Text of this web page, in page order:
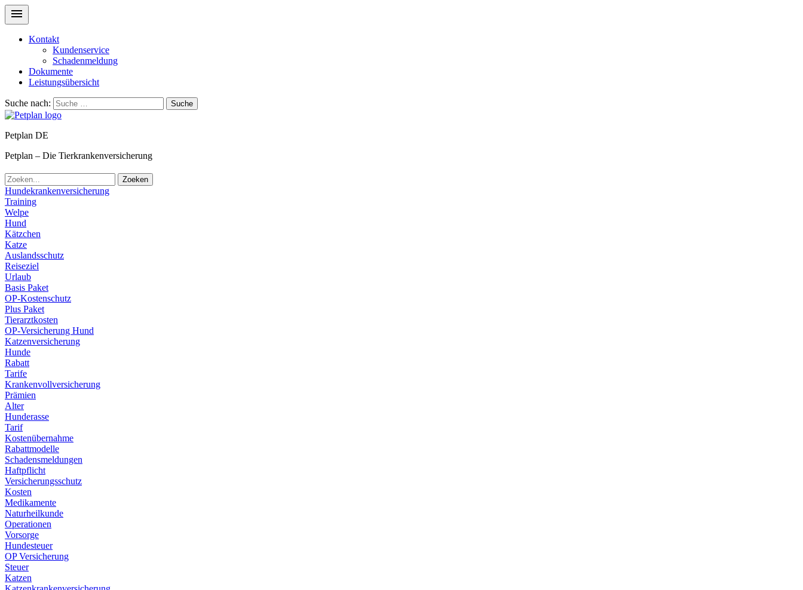
Kontakt
Kundenservice
Schadenmeldung
Dokumente
Leistungsübersicht
Suche nach: Suche
Petplan DE
Petplan – Die Tierkrankenversicherung
Zoeken
Hundekrankenversicherung
Training
Welpe
Hund
Kätzchen
Katze
Auslandsschutz
Reiseziel
Urlaub
Basis Paket
OP-Kostenschutz
Plus Paket
Tierarztkosten
OP-Versicherung Hund
Katzenversicherung
Hunde
Rabatt
Tarife
Krankenvollversicherung
Prämien
Alter
Hunderasse
Tarif
Kostenübernahme
Rabattmodelle
Schadensmeldungen
Haftpflicht
Versicherungsschutz
Kosten
Medikamente
Naturheilkunde
Operationen
Vorsorge
Hundesteuer
OP Versicherung
Steuer
Katzen